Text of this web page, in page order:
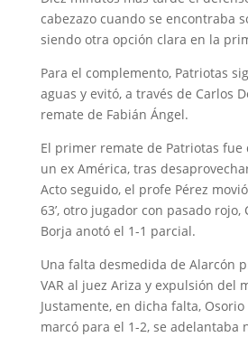
cabezazo cuando se encontraba
siendo otra opción clara en la
Para el complemento, Patriotas
aguas y evitó, a través de Carlos
remate de Fabián Ángel.
El primer remate de Patriotas fue
un ex América, tras
Acto seguido, el profe Pérez
63’, otro jugador con pasado
Borja anotó el 1-1 parcial.
Una falta desmedida de Alarcón
VAR al juez Ariza y expulsión del
Justamente, en dicha falta,
marcó para el 1-2, se adelantaba